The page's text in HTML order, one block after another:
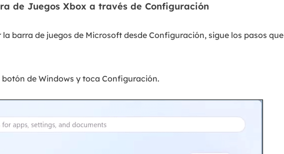
de Juegos Xbox a través de Configuración
la barra de juegos de Microsoft desde Configuración, sigue los pasos
botón de Windows y toca Configuración.